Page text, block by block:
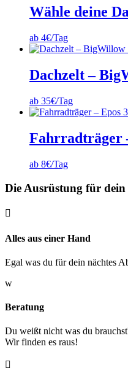
Wähle deine
ab 4€/Tag
Dachzelt –
ab 35€/Tag
Fahrradträger
ab 8€/Tag
Die Ausrüstung für dein

Alles aus einer Hand
Egal was du für dein nächtes
w
Beratung
Du weißt nicht was du
Wir finden es raus!
